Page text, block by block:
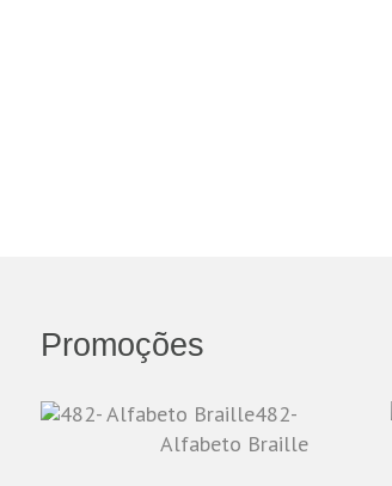
Promoções
482-
Alfabeto Braille